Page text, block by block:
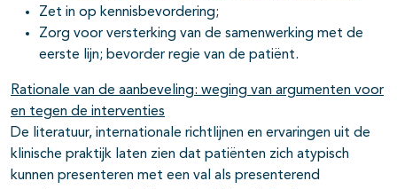
Zet in op kennisbevordering;
Zorg voor versterking van de samenwerking met de
eerste lijn; bevorder regie van de patiënt.
Rationale van de aanbeveling: weging van argumenten voor
en tegen de interventies
De literatuur, internationale richtlijnen en ervaringen uit de
klinische praktijk laten zien dat patiënten zich atypisch
kunnen presenteren met een val als presenterend